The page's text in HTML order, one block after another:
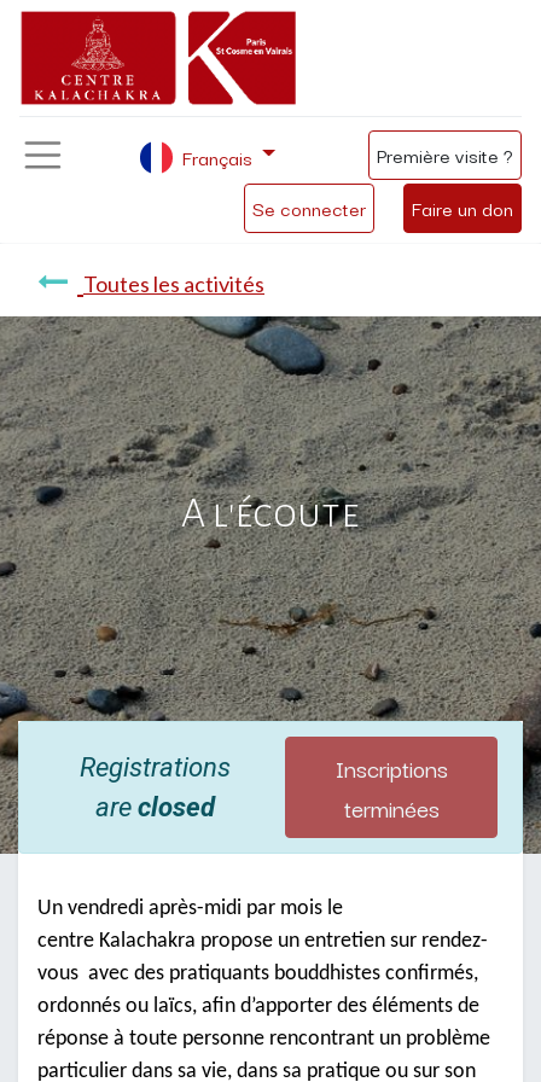
Se connecter Faire un don
Français Première visite ?
Toutes les activités
A l'écoute
Registrations
areclosed
Inscriptions
terminées
Un vendredi après-midi par mois le
centre Kalachakra propose un entretien sur rendez-
vous avec des pratiquants bouddhistes confirmés,
ordonnés ou laïcs, afin d’apporter des éléments de
réponse à toute personne rencontrant un problème
particulier dans sa vie, dans sa pratique ou sur son